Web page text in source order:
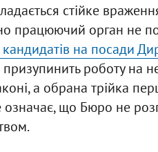
стійке
працюючий орган не
на посади
роботу на
а обрана трійка
означає, що Бюро не